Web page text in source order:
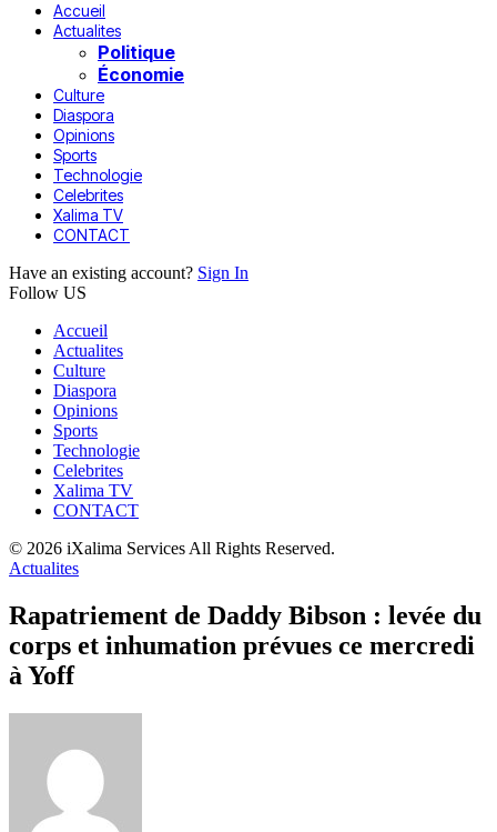
Accueil
Actualites
Politique
Économie
Culture
Diaspora
Opinions
Sports
Technologie
Celebrites
Xalima TV
CONTACT
Have an existing account? Sign In
Follow US
Accueil
Actualites
Culture
Diaspora
Opinions
Sports
Technologie
Celebrites
Xalima TV
CONTACT
© 2026 iXalima Services All Rights Reserved.
Actualites
Rapatriement de Daddy Bibson : levée du
corps et inhumation prévues ce mercredi
à Yoff